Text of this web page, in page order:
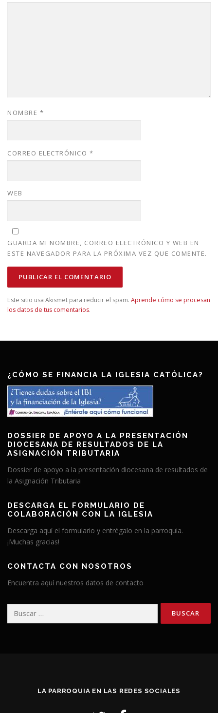
NOMBRE *
CORREO ELECTRÓNICO *
WEB
GUARDA MI NOMBRE, CORREO ELECTRÓNICO Y WEB EN
ESTE NAVEGADOR PARA LA PRÓXIMA VEZ QUE COMENTE.
Este sitio usa Akismet para reducir el spam. Aprende cómo se procesan
los datos de tus comentarios.
¿CÓMO SE FINANCIA LA IGLESIA CATÓLICA?
DOSSIER DE APOYO A LA PRESENTACIÓN
DIOCESANA DE RESULTADOS DE LA
ASIGNACIÓN TRIBUTARIA
Dossier de apoyo a la presentación diocesana de resultados de
la Asignación Tributaria
DESCARGA EL FORMULARIO DE
COLABORACIÓN CON LA IGLESIA
Descarga aquí el formulario y entrégalo en la parroquia.
¡Muchas gracias!
CONTACTA CON NOSOTROS
Encuentra aquí nuestros datos de contacto
LA PARROQUIA EN LAS REDES SOCIALES